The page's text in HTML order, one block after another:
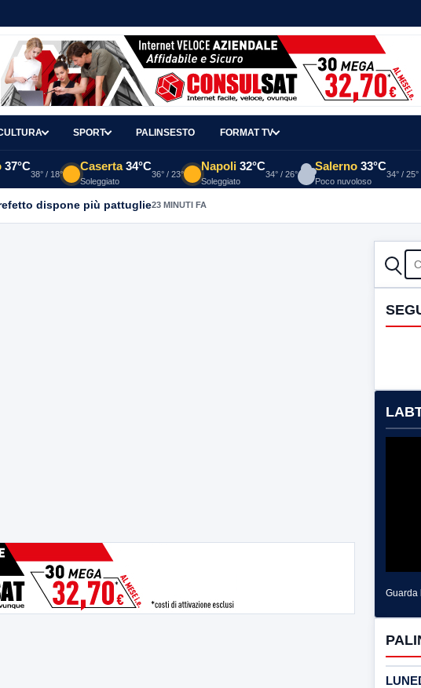
SPORT PALINSESTO FORMAT TV
37°C
38° / 18°
Caserta 34°C
Soleggiato
36° / 23°
Napoli 32°C
Soleggiato
34° / 26°
Salerno 33°C
Poco nuvoloso
34° / 25°
dispone più pattuglie23 MINUTI FA
Guarda